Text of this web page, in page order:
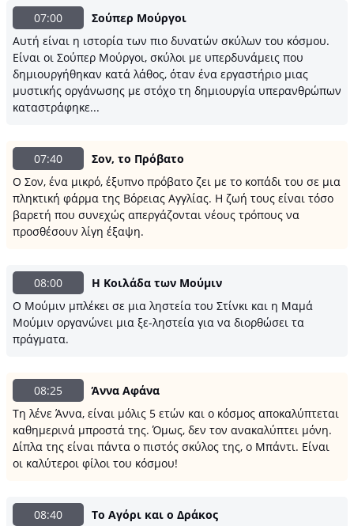
07:00
Σούπερ Μούργοι
Αυτή είναι η ιστορία των πιο δυνατών σκύλων του κόσμου.
Είναι οι Σούπερ Μούργοι, σκύλοι με υπερδυνάμεις που
δημιουργήθηκαν κατά λάθος, όταν ένα εργαστήριο μιας
μυστικής οργάνωσης με στόχο τη δημιουργία υπερανθρώπων
καταστράφηκε...
07:40
Σον, το Πρόβατο
Ο Σον, ένα μικρό, έξυπνο πρόβατο ζει με το κοπάδι του σε μια
πληκτική φάρμα της Βόρειας Αγγλίας. Η ζωή τους είναι τόσο
βαρετή που συνεχώς απεργάζονται νέους τρόπους να
προσθέσουν λίγη έξαψη.
08:00
Η Κοιλάδα των Μούμιν
Ο Μούμιν μπλέκει σε μια ληστεία του Στίνκι και η Μαμά
Μούμιν οργανώνει μια ξε-ληστεία για να διορθώσει τα
πράγματα.
08:25
Άννα Αφάνα
Τη λένε Άννα, είναι μόλις 5 ετών και ο κόσμος αποκαλύπτεται
καθημερινά μπροστά της. Όμως, δεν τον ανακαλύπτει μόνη.
Δίπλα της είναι πάντα ο πιστός σκύλος της, ο Μπάντι. Είναι
οι καλύτεροι φίλοι του κόσμου!
08:40 Το Αγόρι και ο Δράκος